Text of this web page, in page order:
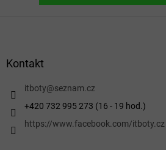
Kontakt
itboty@seznam.cz
+420 732 995 273 (16 - 19 hod.)
https://www.facebook.com/itboty.cz